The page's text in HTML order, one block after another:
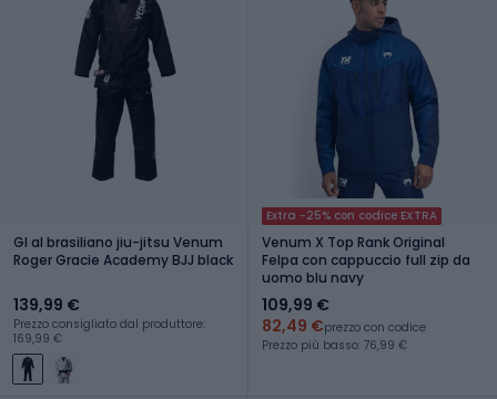
GI al brasiliano jiu-jitsu Venum
Roger Gracie Academy BJJ black
139,99 €
Prezzo consigliato dal produttore:
169,99 €
Extra -25% con codice EXTRA
Venum X Top Rank Original
Felpa con cappuccio full zip da
uomo blu navy
109,99 €
82,49 €prezzo con codice
Prezzo più basso: 76,99 €